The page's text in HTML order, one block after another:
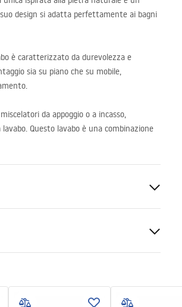
design si adatta perfettamente ai bagni
è caratterizzato da durevolezza e
sia su piano che su mobile,
da appoggio o a incasso,
Questo lavabo è una combinazione
pietra
Warranty_Terms_and_Conditions_
Basins_-_5.pdf